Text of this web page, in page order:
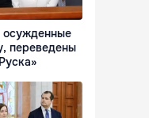
осужденные
переведены